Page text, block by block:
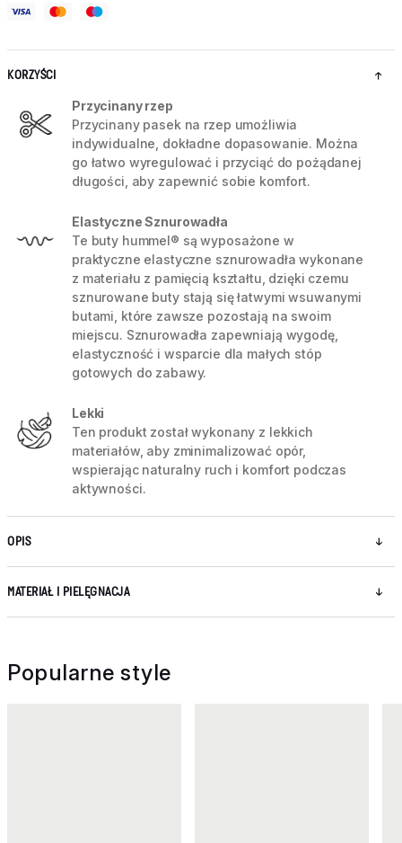
KORZYŚCI
Przycinany rzep
Przycinany pasek na rzep umożliwia
indywidualne, dokładne dopasowanie. Można
go łatwo wyregulować i przyciąć do pożądanej
długości, aby zapewnić sobie komfort.
Elastyczne Sznurowadła
Te buty hummel® są wyposażone w
praktyczne elastyczne sznurowadła wykonane
z materiału z pamięcią kształtu, dzięki czemu
sznurowane buty stają się łatwymi wsuwanymi
butami, które zawsze pozostają na swoim
miejscu. Sznurowadła zapewniają wygodę,
elastyczność i wsparcie dla małych stóp
gotowych do zabawy.
Lekki
Ten produkt został wykonany z lekkich
materiałów, aby zminimalizować opór,
wspierając naturalny ruch i komfort podczas
aktywności.
OPIS
MATERIAŁ I PIELĘGNACJA
Popularne style